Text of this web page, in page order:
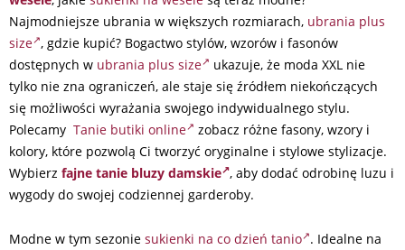
Najmodniejsze ubrania w większych rozmiarach, ubrania plus
size , gdzie kupić? Bogactwo stylów, wzorów i fasonów
dostępnych w ubrania plus size
ukazuje, że moda XXL nie
tylko nie zna ograniczeń, ale staje się źródłem niekończących
się możliwości wyrażania swojego indywidualnego stylu.
Polecamy Tanie butiki online
zobacz różne fasony, wzory i
kolory, które pozwolą Ci tworzyć oryginalne i stylowe stylizacje.
Wybierz fajne tanie bluzy damskie , aby dodać odrobinę luzu i
wygody do swojej codziennej garderoby.
Modne w tym sezonie sukienki na co dzień tanio . Idealne na